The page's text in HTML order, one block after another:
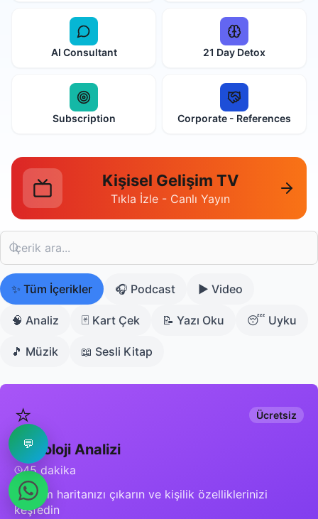
💬
AI Consultant 21 Day Detox
Subscription Corporate - References
Kişisel Gelişim TV
Tıkla İzle - Canlı Yayın
✨ Tüm İçerikler 🎧 Podcast ▶️ Video
🧠 Analiz 🃏 Kart Çek 📝 Yazı Oku 😴 Uyku
🎵 Müzik 📖 Sesli Kitap
⭐ Ücretsiz
Astroloji Analizi
45 dakika
Doğum haritanızı çıkarın ve kişilik özelliklerinizi
keşfedin